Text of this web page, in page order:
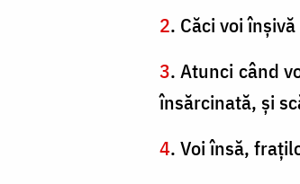
2. Căci voi
3. Atunci când
însărcinată, şi
4. Voi însă,